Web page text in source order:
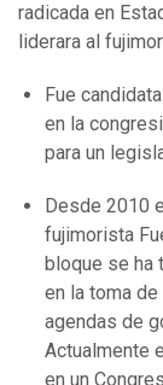
radicada en
liderara al
Fue
en la
para un
Desde 2010
fujimorista
bloque se ha
en la toma
agendas de
Actualmente
en un